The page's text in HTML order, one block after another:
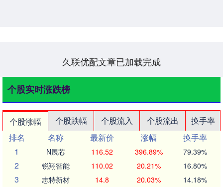
久联优配文章已加载完成
个股实时涨跌榜
个股涨幅 个股跌幅 个股流入 个股流出
换手率
排名
名称 最新价 涨幅
换手率
1
N展芯 116.52 396.89% 79.39%
2 锐翔智能 110.02 20.21% 16.80%
3 志特新材 14.8 20.03% 14.18%